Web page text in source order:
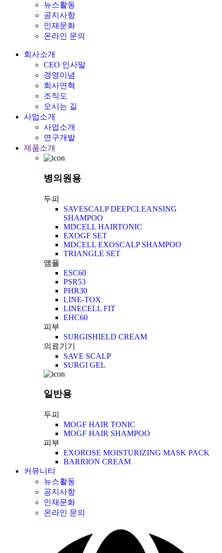
뉴스활동
공지사항
인재문화
온라인 문의
회사소개
CEO 인사말
경영이념
회사연혁
조직도
오시는 길
사업소개
사업소개
연구개발
제품소개
병의원용
두피
SAVESCALP DEEPCLEANSING
SHAMPOO
MDCELL HAIRTONIC
EXOGF SET
MDCELL EXOSCALP SHAMPOO
TRIANGLE SET
앰플
ESC60
PSR53
PHR30
LINE-TOX
LINECELL FIT
EHC60
피부
SURGISHIELD CREAM
의료기기
SAVE SCALP
SURGI GEL
일반용
두피
MOGF HAIR TONIC
MOGF HAIR SHAMPOO
피부
EXOROSE MOISTURIZING MASK PACK
BARRION CREAM
커뮤니티
뉴스활동
공지사항
인재문화
온라인 문의